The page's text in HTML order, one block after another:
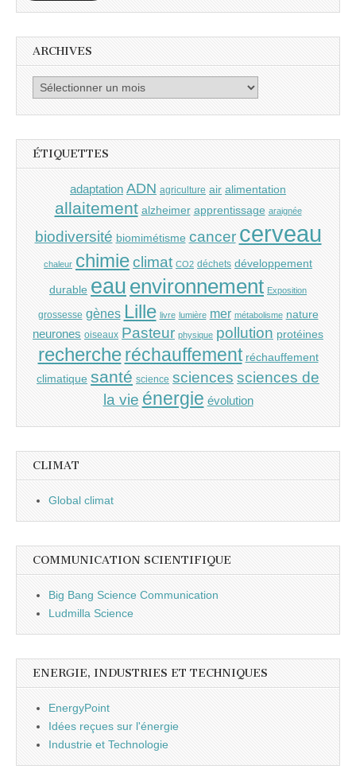
ARCHIVES
Archives
ÉTIQUETTES
adaptation ADN agriculture air alimentation
allaitement alzheimer apprentissage araignée
biodiversité biomimétisme cancer cerveau
chaleur chimieclimat CO2 déchets développement
durable eau environnement Exposition
grossesse gènes Lille livre lumière mer métabolisme nature
neurones oiseaux Pasteur physique pollution protéines
recherche réchauffement réchauffement
climatique santé science sciences sciences de
la vie énergie évolution
CLIMAT
Global climat
COMMUNICATION SCIENTIFIQUE
Big Bang Science Communication
Ludmilla Science
ENERGIE, INDUSTRIES ET TECHNIQUES
EnergyPoint
Idées reçues sur l'énergie
Industrie et Technologie